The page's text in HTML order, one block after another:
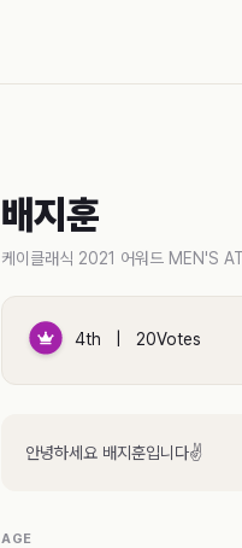
배지훈
케이클래식 2021 어워드 MEN'S
4th | 20Votes
안녕하세요 배지훈입니다✌
AGE